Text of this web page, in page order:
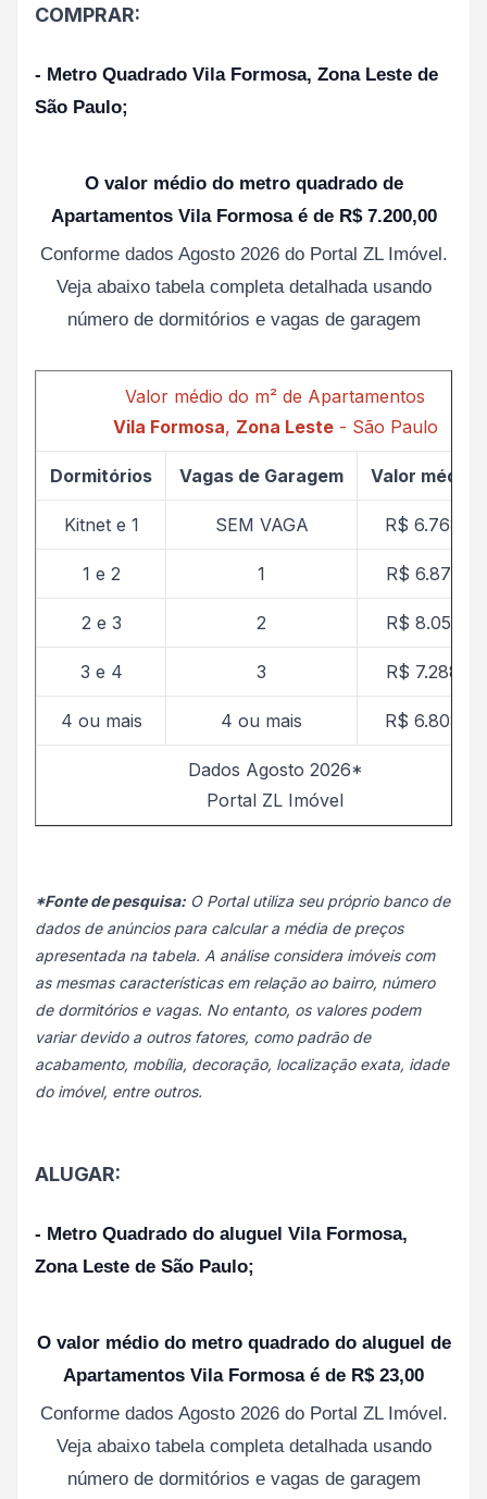
COMPRAR:
- Metro Quadrado Vila Formosa, Zona Leste de
São Paulo;
O valor médio do metro quadrado de
Apartamentos Vila Formosa é de R$ 7.200,00
Conforme dados Agosto 2026 do Portal ZL Imóvel.
Veja abaixo tabela completa detalhada usando
número de dormitórios e vagas de garagem
Valor médio do m² de Apartamentos
Vila Formosa, Zona Leste- São Paulo
Dormitórios Vagas de Garagem Valor médio
Kitnet e 1 SEM VAGA R$ 6.768,25
1 e 2 1 R$ 6.871,80
2 e 3 2 R$ 8.051,00
3 e 4 3 R$ 7.288,92
4 ou mais 4 ou mais R$ 6.808,20
Dados Agosto 2026*
Portal ZL Imóvel
*Fonte de pesquisa: O Portal utiliza seu próprio banco de
dados de anúncios para calcular a média de preços
apresentada na tabela. A análise considera imóveis com
as mesmas características em relação ao bairro, número
de dormitórios e vagas. No entanto, os valores podem
variar devido a outros fatores, como padrão de
acabamento, mobília, decoração, localização exata, idade
do imóvel, entre outros.
ALUGAR:
- Metro Quadrado do aluguel Vila Formosa,
Zona Leste de São Paulo;
O valor médio do metro quadrado do aluguel de
Apartamentos Vila Formosa é de R$ 23,00
Conforme dados Agosto 2026 do Portal ZL Imóvel.
Veja abaixo tabela completa detalhada usando
número de dormitórios e vagas de garagem